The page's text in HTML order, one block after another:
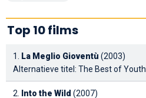
Top 10 films
1. La Meglio Gioventù (2003)
Alternatieve titel: The Best of Youth
2. Into the Wild (2007)